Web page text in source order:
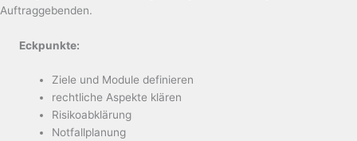
Auftraggebenden.
Eckpunkte:
Ziele und Module definieren
rechtliche Aspekte klären
Risikoabklärung
Notfallplanung